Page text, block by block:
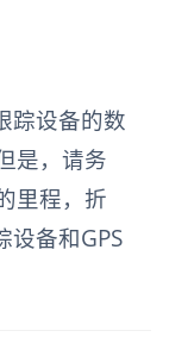
踪设备的数
是，请务
里程，折
设备和GPS